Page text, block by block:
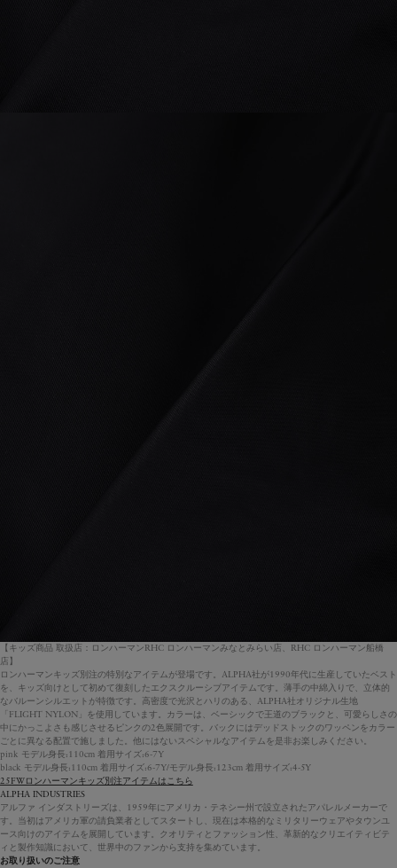
【キッズ商品 取扱店：ロンハーマンRHC ロンハーマンみなとみらい店、RHC ロンハーマン船橋
店】
ロンハーマンキッズ別注の特別なアイテムが登場です。ALPHA社が1990年代に生産していたベスト
を、キッズ向けとして初めて復刻したエクスクルーシブアイテムです。薄手の中綿入りで、立体的
なバルーンシルエットが特徴です。高密度で光沢とハリのある、ALPHA社オリジナル生地
「FLIGHT NYLON」を使用しています。カラーは、ベーシックで王道のブラックと、可愛らしさの
中にかっこよさも感じさせるピンクの2色展開です。バックにはデッドストックのワッペンをカラー
ごとに異なる配置で施しました。他にはないスペシャルなアイテムを是非お楽しみください。
pink モデル身長:110cm 着用サイズ:6-7Y
black モデル身長:110cm 着用サイズ:6-7Y/モデル身長:123cm 着用サイズ:4-5Y
25FWロンハーマンキッズ別注アイテムはこちら
ALPHA INDUSTRIES
アルファ インダストリーズは、1959年にアメリカ・テネシー州で設立されたアパレルメーカーで
す。当初はアメリカ軍の請負業者としてスタートし、現在は本格的なミリタリーウェアやタウンユ
ース向けのアイテムを展開しています。クオリティとファッション性、革新的なクリエイティビテ
ィと製作知識において、世界中のファンから支持を集めています。
お取り扱いのご注意